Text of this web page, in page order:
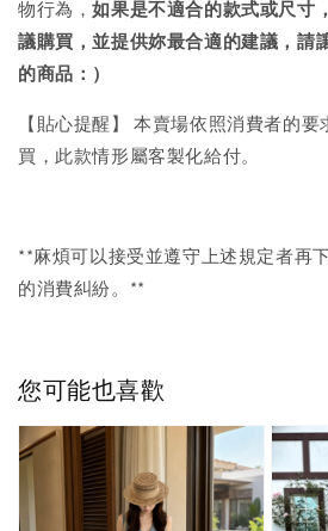
物行為，如果是不適合的款式或尺寸
議購買，並提供妳最合適的建議，請
的商品：）
【貼心提醒】 本賣場依照消費者的
買，此款情形屬客製化給付。
**麻煩可以接受並遵守上述規定者再
的消費糾紛。**
您可能也喜歡